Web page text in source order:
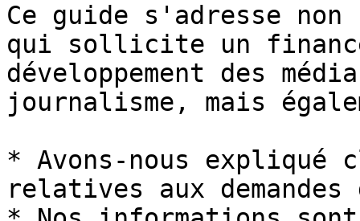
Ce guide s'adresse non
qui sollicite un
développement des
journalisme, mais
* Avons-nous expliqué
relatives aux demandes